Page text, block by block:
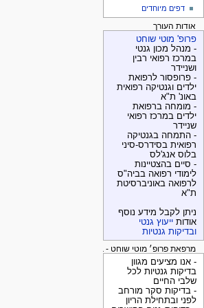
דפים מיוחדים
אודות העורך
פרופ' מוטי שוחט
- מנהל מכון גנטי
במרכז רפואי רבין
ושניידר
- פרופסור לרפואת
ילדים וגנטיקה רפואית
באונ' ת"א
- מומחה ברפואת
ילדים במרכז רפואי
שניידר
- התמחה בגנטיקה
רפואית בסידרס-סיני
בלוס אנג'לס
- סיים בהצטיינות
לימודי רפואה בביה"ס
לרפואה באוניברסיטת
ת"א
ניתן לקבל מידע נוסף
אודות ייעוץ גנטי
ובדיקות גנטיות
מרפאת פרופ׳ מוטי שוחט - בדיקות גנטיות
- אנו מציעים מגוון
בדיקות גנטיות לכל
שלבי החיים
- בדיקות סקר מורחב
לפני ובתחילת הריון